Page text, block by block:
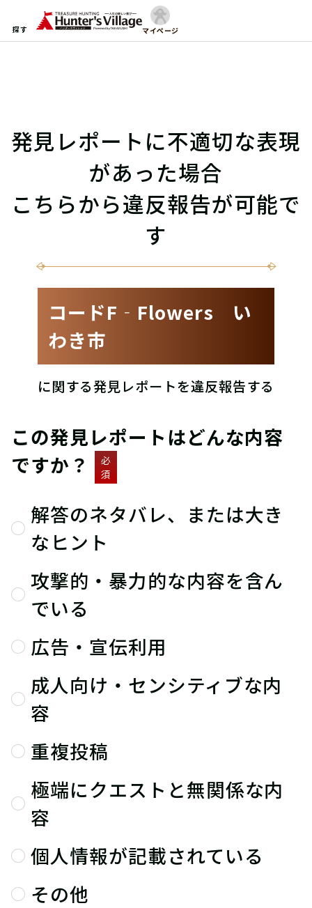
探す マイページ
発見レポートに不適切な表現
があった場合
こちらから違反報告が可能で
す
コードF‐Flowers い
わき市
に関する発見レポートを違反報告する
この発見レポートはどんな内容
ですか？
必
須
解答のネタバレ、または大き
なヒント
攻撃的・暴力的な内容を含ん
でいる
広告・宣伝利用
成人向け・センシティブな内
容
重複投稿
極端にクエストと無関係な内
容
個人情報が記載されている
その他